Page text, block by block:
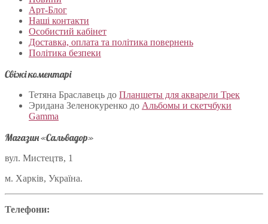
Арт-Блог
Наші контакти
Особистий кабінет
Доставка, оплата та політика повернень
Політика безпеки
Свіжі коментарі
Тетяна Браславець до Планшеты для акварели Трек
Эридана Зеленокуренко до Альбомы и скетчбуки
Gamma
Магазин «Сальвадор»
вул. Мистецтв, 1
м. Харків, Україна.
Телефони: